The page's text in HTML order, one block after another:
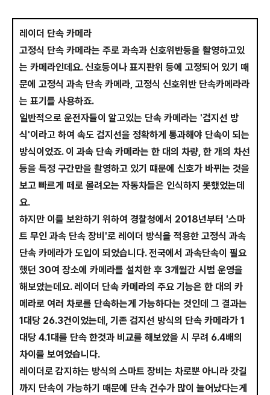
레이더 단속 카메라
고정식 단속 카메라는 주로 과속과 신호위반등을 촬영하고있
는 카메라인데요. 신호등이나 표지판위 등에 고정되어 있기 때
문에 고정식 과속 단속 카메라, 고정식 신호위반 단속카메라라
는 표기를 사용하죠.
일반적으로 운전자들이 알고있는 단속 카메라는 '검지선 방
식'이라고 하여 속도 검지선을 정확하게 통과해야 단속이 되는
방식이었죠. 이 과속 단속 카메라는 한 대의 차량, 한 개의 차선
등을 특정 구간만을 촬영하고 있기 떄문에 신호가 바뀌는 것을
보고 빠르게 떼로 몰려오는 자동차들은 인식하지 못했었는데
요.
하지만 이를 보완하기 위하여 경찰청에서 2018년부터 '스마
트 무인 과속 단속 장비'로 레이더 방식을 적용한 고정식 과속
단속 카메라가 도입이 되었습니다. 전국에서 과속단속이 필요
했던 30여 장소에 카메라를 설치한 후 3개월간 시범 운영을
해보았는데요. 레이더 단속 카메라의 주요 기능은 한 대의 카
메라로 여러 차로를 단속하는게 가능하다는 것인데 그 결과는
1대당 26.3건이었는데, 기존 검지선 방식의 단속 카메라가 1
대당 4.1대를 단속 한것과 비교를 해보았을 시 무려 6.4배의
차이를 보여었습니다.
레이더로 감지하는 방식의 스마트 장비는 차로뿐 아니라 갓길
까지 단속이 가능하기 때문에 단속 건수가 많이 늘어났다는게